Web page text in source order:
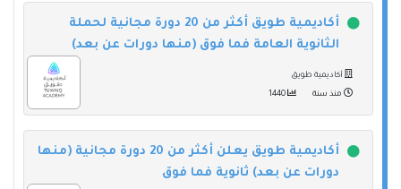
أكاديمية طويق أكثر من 20 دورة مجانية لحملة
الثانوية العامة فما فوق (منها دورات عن بعد)
أكاديمية طويق
منذ سنة
أكاديمية طويق يعلن أكثر من 20 دورة مجانية (منها
دورات عن بعد) ثانوية فما فوق